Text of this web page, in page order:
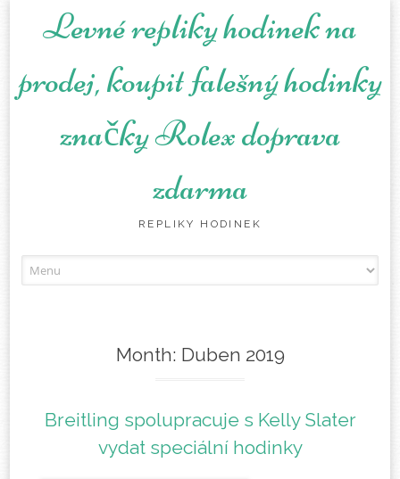
Levné repliky hodinek na
prodej, koupit falešný hodinky
značky Rolex doprava
zdarma
REPLIKY HODINEK
Month: Duben 2019
Breitling spolupracuje s Kelly Slater
vydat speciální hodinky